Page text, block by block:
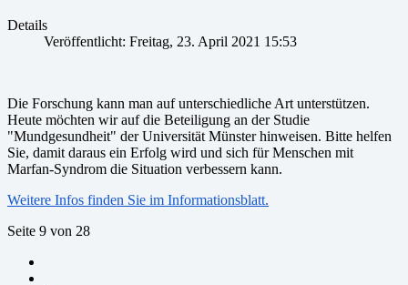
Details
Veröffentlicht: Freitag, 23. April 2021 15:53
Die Forschung kann man auf unterschiedliche Art unterstützen.
Heute möchten wir auf die Beteiligung an der Studie
"Mundgesundheit" der Universität Münster hinweisen. Bitte helfen
Sie, damit daraus ein Erfolg wird und sich für Menschen mit
Marfan-Syndrom die Situation verbessern kann.
Weitere Infos finden Sie im Informationsblatt.
Seite 9 von 28